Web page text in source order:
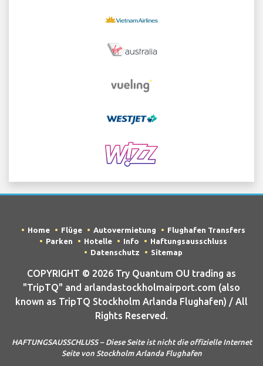
Home Flüge Autovermietung
Flughafen Transfers
Parken
Hotelle Info
Haftungsausschluss
Datenschutz
Sitemap
COPYRIGHT © 2026 Try Quantum OU trading as
"TripTQ" and arlandastockholmairport.com (also
known as TripTQ Stockholm Arlanda Flughafen) / All
Rights Reserved.
HAFTUNGSAUSSCHLUSS – Diese Seite ist nicht die offizielle Internet
Seite von Stockholm Arlanda Flughafen